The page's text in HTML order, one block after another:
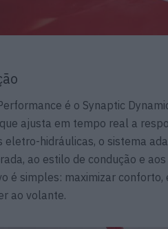
é o Synaptic
ajusta em tempo real a
hidráulicas, o sistema
ao estilo de condução e
é simples: maximizar conforto,
ao volante.